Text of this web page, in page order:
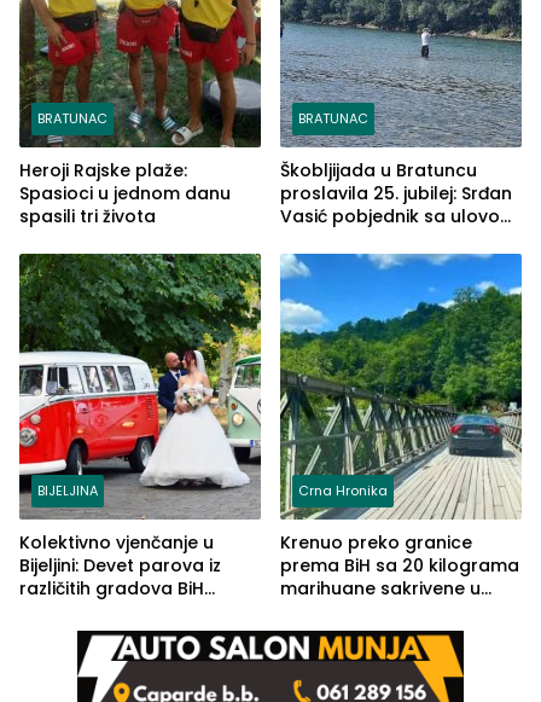
BRATUNAC
Heroji Rajske plaže:
Spasioci u jednom danu
spasili tri života
BRATUNAC
Škobljijada u Bratuncu
proslavila 25. jubilej: Srđan
Vasić pobjednik sa ulovom
BIJELJINA
Kolektivno vjenčanje u
Bijeljini: Devet parova iz
različitih gradova BiH
Crna Hronika
Krenuo preko granice
prema BiH sa 20 kilograma
marihuane sakrivene u